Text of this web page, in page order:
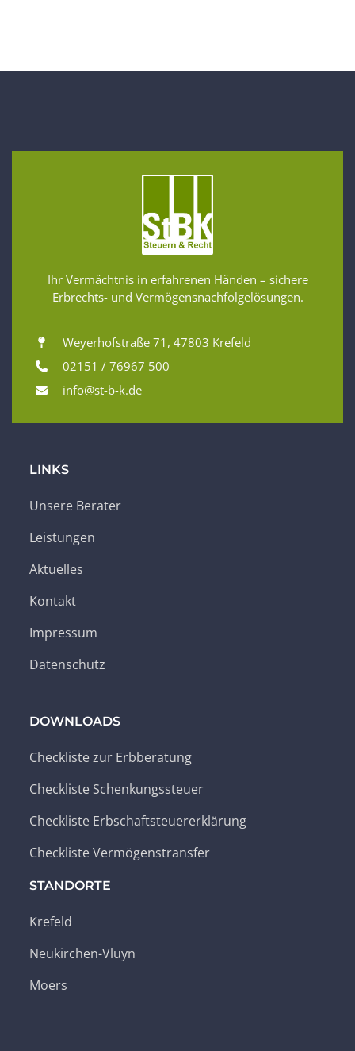
Ihr Vermächtnis in erfahrenen Händen – sichere
Erbrechts- und Vermögensnachfolgelösungen.
Weyerhofstraße 71, 47803 Krefeld
02151 / 76967 500
info@st-b-k.de
LINKS
Unsere Berater
Leistungen
Aktuelles
Kontakt
Impressum
Datenschutz
DOWNLOADS
Checkliste zur Erbberatung
Checkliste Schenkungssteuer
Checkliste Erbschaftsteuererklärung
Checkliste Vermögenstransfer
STANDORTE
Krefeld
Neukirchen-Vluyn
Moers